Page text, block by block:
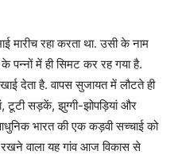
मारीच रहा करता था. उसी के नाम
पन्नों में ही सिमट कर रह गया है.
देता है. वापस सुजायत में लौटते ही
टूटी सड़कें, झुग्गी-झोपड़ियां और
भारत की एक कड़वी सच्चाई को
रखने वाला यह गांव आज विकास से